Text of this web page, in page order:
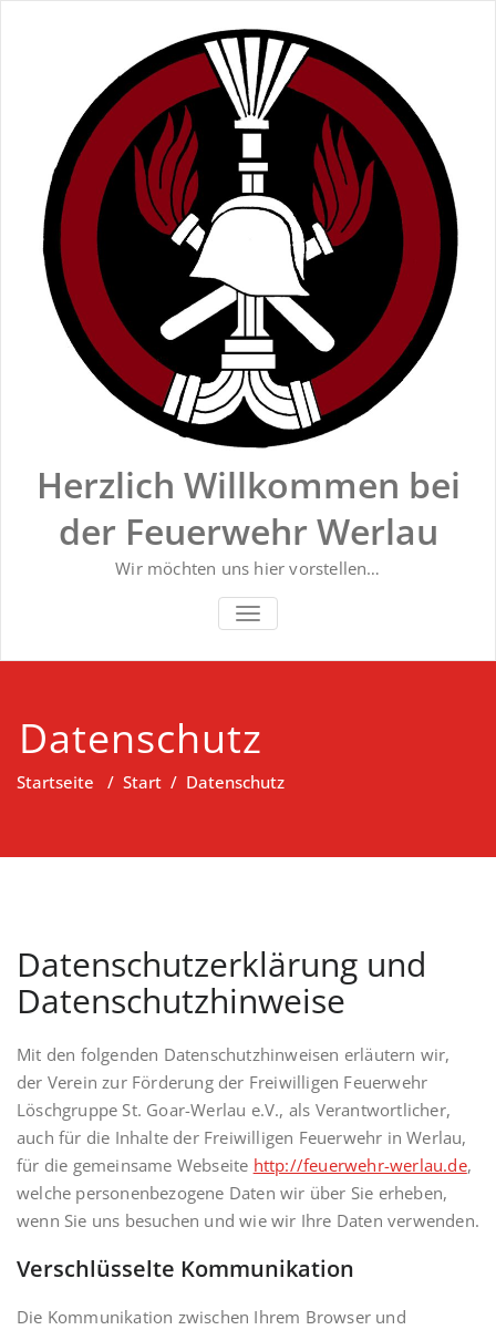
Herzlich Willkommen bei
der Feuerwehr Werlau
Wir möchten uns hier vorstellen…
NAVIGATION UMSCHALTEN
Datenschutz
Startseite / Start / Datenschutz
Datenschutzerklärung und
Datenschutzhinweise
Mit den folgenden Datenschutzhinweisen erläutern wir,
der Verein zur Förderung der Freiwilligen Feuerwehr
Löschgruppe St. Goar-Werlau e.V., als Verantwortlicher,
auch für die Inhalte der Freiwilligen Feuerwehr in Werlau,
für die gemeinsame Webseite http://feuerwehr-werlau.de,
welche personenbezogene Daten wir über Sie erheben,
wenn Sie uns besuchen und wie wir Ihre Daten verwenden.
Verschlüsselte Kommunikation
Die Kommunikation zwischen Ihrem Browser und